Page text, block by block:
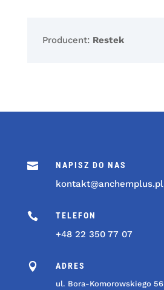
Producent: Restek
 NAPISZ DO NAS
kontakt@anchemplus.pl
 TELEFON
+48 22 350 77 07
 ADRES
ul. Bora-Komorowskiego 56